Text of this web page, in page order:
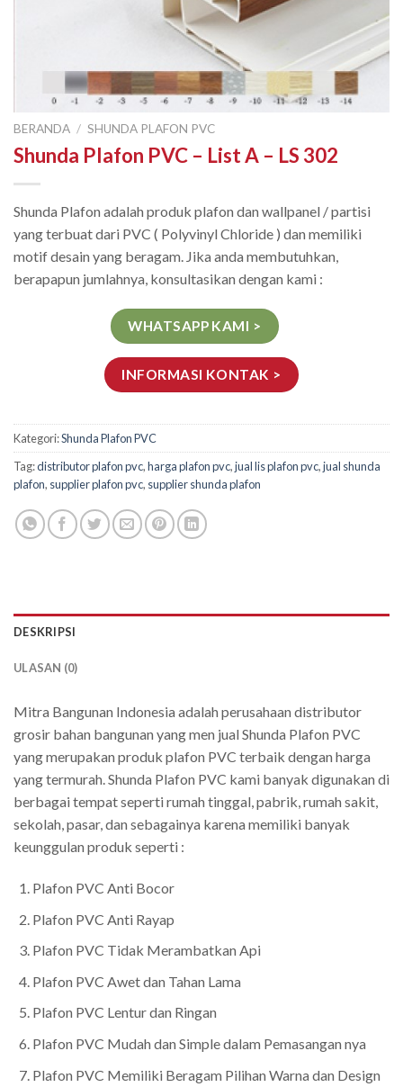
BERANDA / SHUNDA PLAFON PVC
Shunda Plafon PVC – List A – LS 302
Shunda Plafon adalah produk plafon dan wallpanel / partisi
yang terbuat dari PVC ( Polyvinyl Chloride ) dan memiliki
motif desain yang beragam. Jika anda membutuhkan,
berapapun jumlahnya, konsultasikan dengan kami :
WHATSAPP KAMI >
INFORMASI KONTAK >
Kategori:Shunda Plafon PVC
Tag:distributor plafon pvc,harga plafon pvc,jual lis plafon pvc,jual shunda
plafon, supplier plafon pvc, supplier shunda plafon
DESKRIPSI
ULASAN (0)
Mitra Bangunan Indonesia adalah perusahaan distributor
grosir bahan bangunan yang men jual Shunda Plafon PVC
yang merupakan produk plafon PVC terbaik dengan harga
yang termurah. Shunda Plafon PVC kami banyak digunakan di
berbagai tempat seperti rumah tinggal, pabrik, rumah sakit,
sekolah, pasar, dan sebagainya karena memiliki banyak
keunggulan produk seperti :
Plafon PVC Anti Bocor
Plafon PVC Anti Rayap
Plafon PVC Tidak Merambatkan Api
Plafon PVC Awet dan Tahan Lama
Plafon PVC Lentur dan Ringan
Plafon PVC Mudah dan Simple dalam Pemasangan nya
Plafon PVC Memiliki Beragam Pilihan Warna dan Design